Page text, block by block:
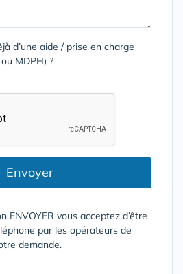
d’une aide / prise en charge
MDPH) ?
Envoyer
ENVOYER vous acceptez d’être
par les opérateurs de
demande.